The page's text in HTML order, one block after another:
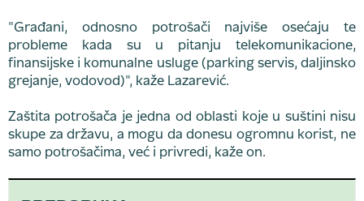
"Građani, odnosno potrošači najviše osećaju te
probleme kada su u pitanju telekomunikacione,
finansijske i komunalne usluge (parking servis, daljinsko
grejanje, vodovod)", kaže Lazarević.
Zaštita potrošača je jedna od oblasti koje u suštini nisu
skupe za državu, a mogu da donesu ogromnu korist, ne
samo potrošačima, već i privredi, kaže on.